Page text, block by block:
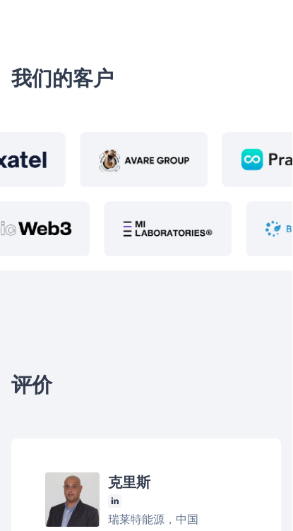
我们的客户
评价
克里斯
瑞莱特能源，中国